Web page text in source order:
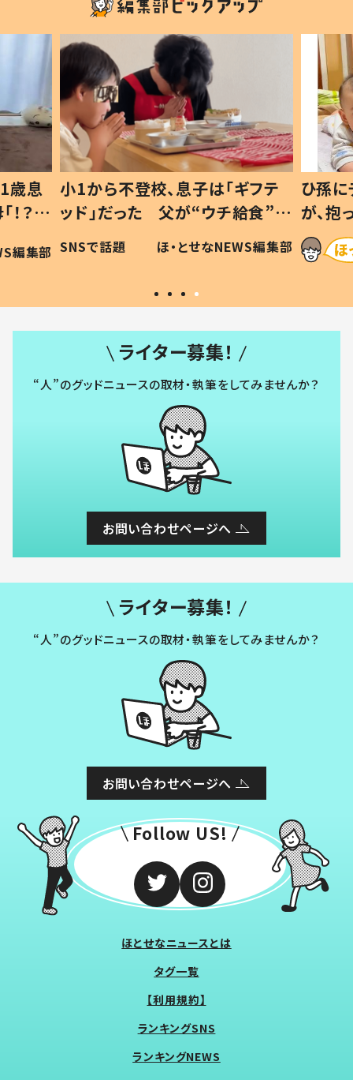
歳息
？」
編集部
小1から不登校、息子は「ギフテ
ッド」だった 父が“ウチ給食”を
作り続ける理由とは #令和の親
#令和の子
SNSで話題 ほ・とせなNEWS編集部
ひ孫
が、
「涙が
い」
ライター募集！
“人”のグッドニュースの取材・執筆をしてみませんか？
お問い合わせページへ
ライター募集！
“人”のグッドニュースの取材・執筆をしてみませんか？
お問い合わせページへ
Follow US!
ほとせなニュースとは
タグ一覧
【利用規約】
ランキングSNS
ランキングNEWS